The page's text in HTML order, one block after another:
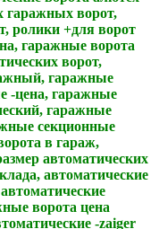
гаражных ворот,
ролики +для ворот
гаражные ворота
ворот,
гаражные
-цена, гаражные
гаражные
секционные
в гараж,
автоматических
автоматические
ворота цена
-zaiger